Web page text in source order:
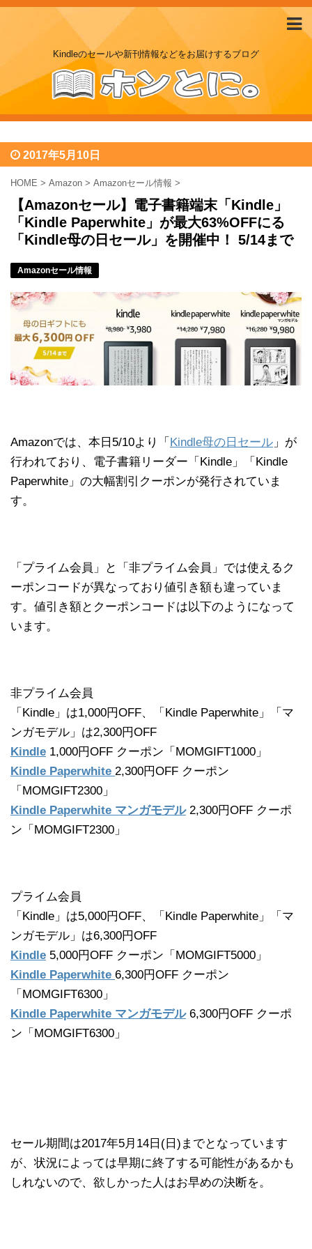
Kindleのセールや新刊情報などをお届けするブログ
2017年5月10日
HOME > Amazon > Amazonセール情報 >
【Amazonセール】電子書籍端末「Kindle」
「Kindle Paperwhite」が最大63%OFFにる
「Kindle母の日セール」を開催中！ 5/14まで
Amazonセール情報
Amazonでは、本日5/10より「 Kindle母の日セール 」が
行われており、電子書籍リーダー「Kindle」「Kindle
Paperwhite」の大幅割引クーポンが発行されていま
す。
「プライム会員」と「非プライム会員」では使えるク
ーポンコードが異なっており値引き額も違っていま
す。値引き額とクーポンコードは以下のようになって
います。
非プライム会員
「Kindle」は1,000円OFF、「Kindle Paperwhite」「マ
ンガモデル」は2,300円OFF
Kindle 1,000円OFF クーポン「MOMGIFT1000」
Kindle Paperwhite 2,300円OFF クーポン
「MOMGIFT2300」
Kindle Paperwhite マンガモデル2,300円OFF クーポ
ン「MOMGIFT2300」
プライム会員
「Kindle」は5,000円OFF、「Kindle Paperwhite」「マ
ンガモデル」は6,300円OFF
Kindle 5,000円OFF クーポン「MOMGIFT5000」
Kindle Paperwhite 6,300円OFF クーポン
「MOMGIFT6300」
Kindle Paperwhite マンガモデル6,300円OFF クーポ
ン「MOMGIFT6300」
セール期間は2017年5月14日(日)までとなっています
が、状況によっては早期に終了する可能性があるかも
しれないので、欲しかった人はお早めの決断を。